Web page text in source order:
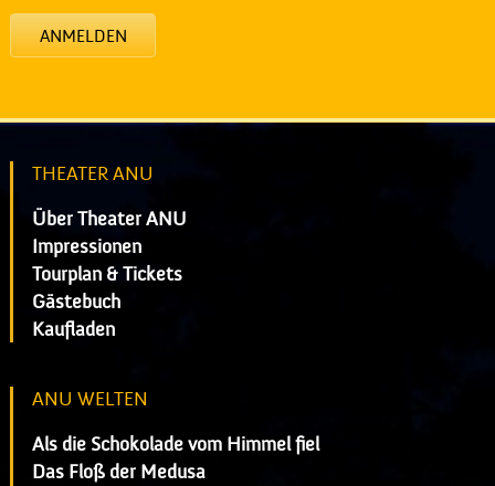
ANMELDEN
THEATER ANU
Über Theater ANU
Impressionen
Tourplan & Tickets
Gästebuch
Kaufladen
ANU WELTEN
Als die Schokolade vom Himmel fiel
Das Floß der Medusa